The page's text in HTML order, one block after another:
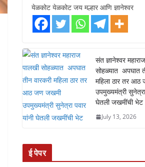
येळकोट येळकोट जय मल्हार आणि ज्ञानेश्वर
संत ज्ञानेश्वर
सोहळ्यात अपघात
महिला ठार तर
उपमुख्यमंत्री सुनेत्रा
घेतली जखमींची भेट
July 13, 2026
ई पेपर